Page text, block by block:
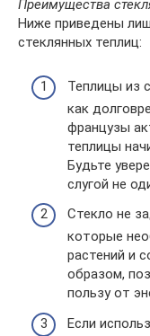
Преимущества
Ниже приведены
стеклянных теплиц:
Теплицы из
как
французы
теплицы
Будьте
слугой не
Стекло не
которые
растений и
образом,
пользу от
Если